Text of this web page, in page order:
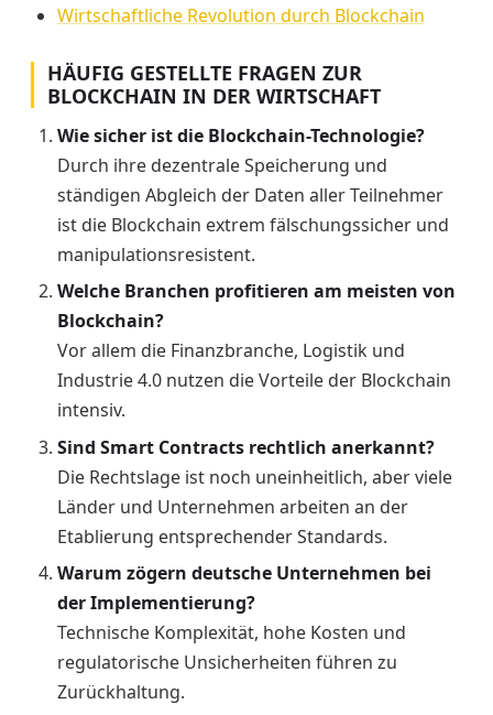
Wirtschaftliche Revolution durch Blockchain
HÄUFIG GESTELLTE FRAGEN ZUR
BLOCKCHAIN IN DER WIRTSCHAFT
Wie sicher ist die Blockchain-Technologie?
Durch ihre dezentrale Speicherung und
ständigen Abgleich der Daten aller Teilnehmer
ist die Blockchain extrem fälschungssicher und
manipulationsresistent.
Welche Branchen profitieren am meisten von
Blockchain?
Vor allem die Finanzbranche, Logistik und
Industrie 4.0 nutzen die Vorteile der Blockchain
intensiv.
Sind Smart Contracts rechtlich anerkannt?
Die Rechtslage ist noch uneinheitlich, aber viele
Länder und Unternehmen arbeiten an der
Etablierung entsprechender Standards.
Warum zögern deutsche Unternehmen bei
der Implementierung?
Technische Komplexität, hohe Kosten und
regulatorische Unsicherheiten führen zu
Zurückhaltung.